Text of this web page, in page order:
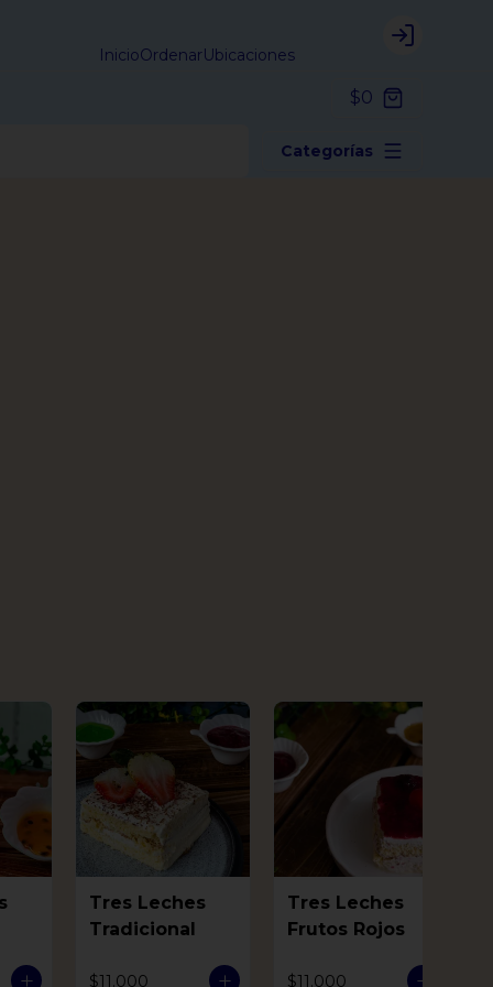
InicioOrdenarUbicaciones
Login
$0
Categorías
Tres Leches
Tradicional
$11.000
Tres Leches
Frutos Rojos
$11.000